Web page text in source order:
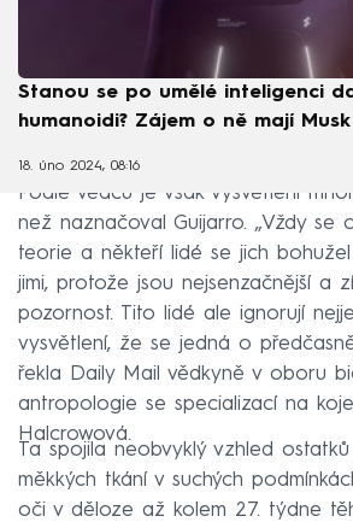
Stanou se po umělé inteligenci
humanoidi? Zájem o ně mají
18. úno 2024, 08:16
Podle vědců je však vysvětlení
než naznačoval Guijarro. „Vždy se
teorie a někteří lidé se jich
jimi, protože jsou nejsenzačnější a
pozornost. Tito lidé ale ignorují
vysvětlení, že se jedná o
řekla Daily Mail vědkyně v oboru
antropologie se specializací na
Halcrowová.
Ta spojila neobvyklý vzhled ostatků
měkkých tkání v suchých
oči v děloze až kolem 27. týdne